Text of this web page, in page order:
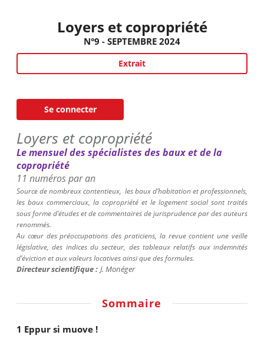
Loyers et copropriété
N°9 - SEPTEMBRE 2024
Extrait
Se connecter
Loyers et copropriété
Le mensuel des spécialistes des baux et de la
copropriété
11 numéros par an
Source de nombreux contentieux, les baux d’habitation et professionnels,
les baux commerciaux, la copropriété et le logement social sont traités
sous forme d’études et de commentaires de jurisprudence par des auteurs
renommés.
Au cœur des préoccupations des praticiens, la revue contient une veille
législative, des indices du secteur, des tableaux relatifs aux indemnités
d’éviction et aux valeurs locatives ainsi que des formules.
Directeur scientifique : J. Monéger
Sommaire
1 Eppur si muove !